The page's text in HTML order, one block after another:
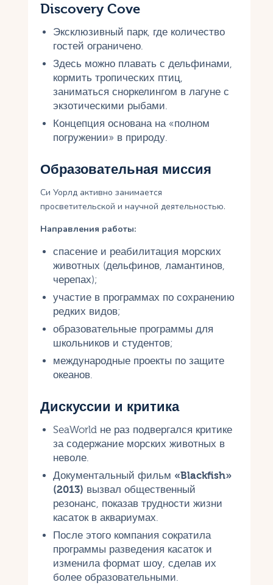
Discovery Cove
Эксклюзивный парк, где количество
гостей ограничено.
Здесь можно плавать с дельфинами,
кормить тропических птиц,
заниматься сноркелингом в лагуне с
экзотическими рыбами.
Концепция основана на «полном
погружении» в природу.
Образовательная миссия
Си Уорлд активно занимается
просветительской и научной деятельностью.
Направления работы:
спасение и реабилитация морских
животных (дельфинов, ламантинов,
черепах);
участие в программах по сохранению
редких видов;
образовательные программы для
школьников и студентов;
международные проекты по защите
океанов.
Дискуссии и критика
SeaWorld не раз подвергался критике
за содержание морских животных в
неволе.
Документальный фильм «Blackfish»
(2013) вызвал общественный
резонанс, показав трудности жизни
касаток в аквариумах.
После этого компания сократила
программы разведения касаток и
изменила формат шоу, сделав их
более образовательными.